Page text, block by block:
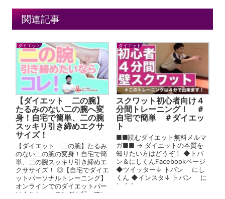
関連記事
ダイエット
【ダイエット 二の腕】
たるみのない二の腕へ変
身！自宅で簡単、二の腕
スッキリ引き締めエクサ
サイズ！
【ダイエット 二の腕】たるみ
のない二の腕の変身！自宅で簡
単、二の腕スッキリ引き締めエ
クササイズ！ ◎【自宅でダイエ
ットパーソナルトレーニング】
オンラインでのダイエットパー
ソナルトレーニングも行ってい
ダイエット
スクワット初心者向け４
分間トレーニング！ ＃
自宅で簡単 ＃ダイエッ
ト
■■読むダイエット無料メルマ
ガ■■ → ダイエットの本質を
知りたい方はどうぞ！ ◆トバ
ン＆にしくんFacebookページ
◆ツイッター↓ トバン にし
くん ◆インスタ↓ トバン に
しくん